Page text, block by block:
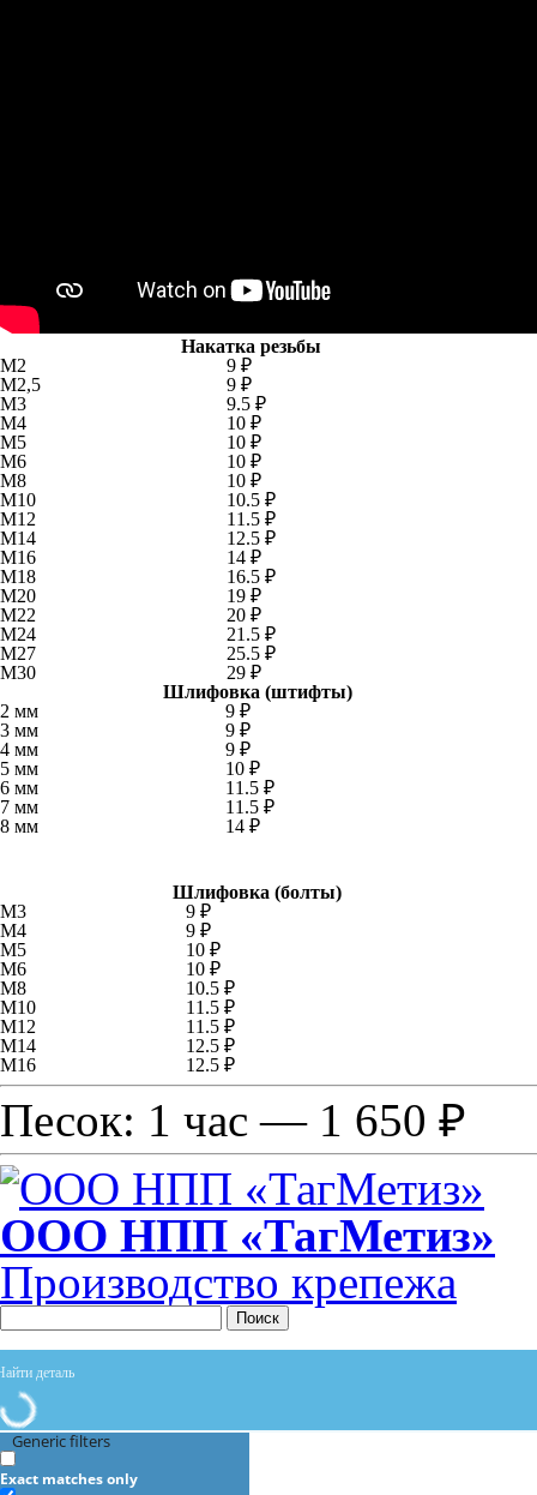
Накатка резьбы
М2
9 ₽
М2,5
9 ₽
М3
9.5 ₽
М4
10 ₽
М5
10 ₽
М6
10 ₽
М8
10 ₽
М10
10.5 ₽
М12
11.5 ₽
М14
12.5 ₽
М16
14 ₽
М18
16.5 ₽
М20
19 ₽
М22
20 ₽
М24
21.5 ₽
М27
25.5 ₽
М30
29 ₽
Шлифовка (штифты)
2 мм
9 ₽
3 мм
9 ₽
4 мм
9 ₽
5 мм
10 ₽
6 мм
11.5 ₽
7 мм
11.5 ₽
8 мм
14 ₽
Шлифовка (болты)
М3
9 ₽
М4
9 ₽
М5
10 ₽
М6
10 ₽
М8
10.5 ₽
М10
11.5 ₽
М12
11.5 ₽
М14
12.5 ₽
М16
12.5 ₽
Песок: 1 час — 1 650 ₽
ООО НПП «ТагМетиз»
Производство крепежа
Поиск
Generic filters
Exact matches only